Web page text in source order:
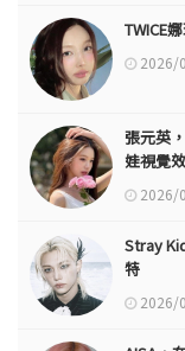
TWICE
2026/
張元英
娃視覺
2026/
Stray
特
2026/